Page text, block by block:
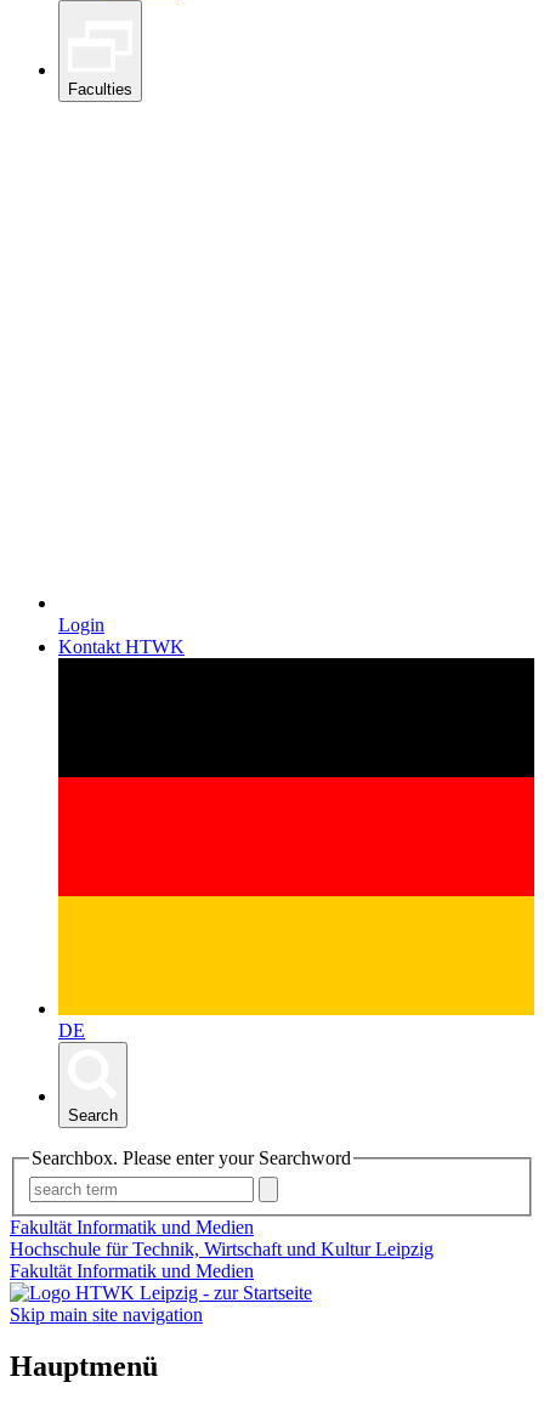
Faculties
Login
Kontakt HTWK
DE
Search
Searchbox. Please enter your Searchword
Fakultät Informatik und Medien
Hochschule für Technik, Wirtschaft und Kultur Leipzig
Fakultät Informatik und Medien
Skip main site navigation
Hauptmenü